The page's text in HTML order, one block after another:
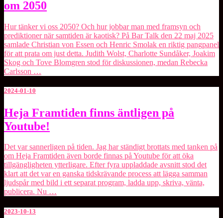
podcast
Bar
Talk
om
2050
om 2050
Hur tänker vi oss 2050? Och hur jobbar man med framsyn och
prediktioner när samtiden är kaotisk? På ⁠Bar Talk⁠ den 22 maj 2025
samlade ⁠Christian von Essen⁠ och Henric Smolak en riktig pangpanel
för att prata om just detta. Judith Wolst, Charlotte Sundåker, Joakim
Skog och Tove Blomgren stod för diskussionen, medan Rebecka
Carlsson …
2024-01-10
Heja
Framtiden
finns
på
Youtube!
Heja Framtiden finns äntligen på
Youtube!
Det var sannerligen på tiden. Jag har ständigt brottats med tanken på
om Heja Framtiden även borde finnas på Youtube för att öka
tillgängligheten ytterligare. Efter fyra uppladdade avsnitt stod det
klart att det var en ganska tidskrävande process att lägga samman
ljudspår med bild i ett separat program, ladda upp, skriva, vänta,
publicera. Nu …
2023-10-13